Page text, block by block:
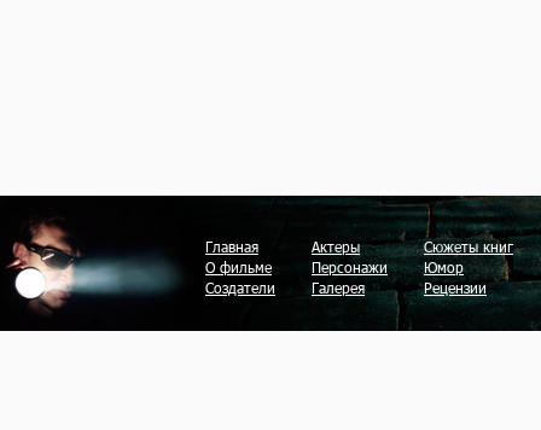
Главная
О фильме
Создатели
Актеры
Персонажи
Галерея
Сюжеты книг
Юмор
Рецензии